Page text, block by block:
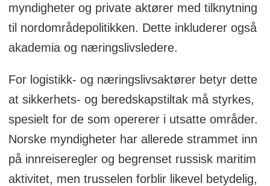
myndigheter og private aktører med tilknytning
til nordområdepolitikken. Dette inkluderer også
akademia og næringslivsledere.
For logistikk- og næringslivsaktører betyr dette
at sikkerhets- og beredskapstiltak må styrkes,
spesielt for de som opererer i utsatte områder.
Norske myndigheter har allerede strammet inn
på innreiseregler og begrenset russisk maritim
aktivitet, men trusselen forblir likevel betydelig,